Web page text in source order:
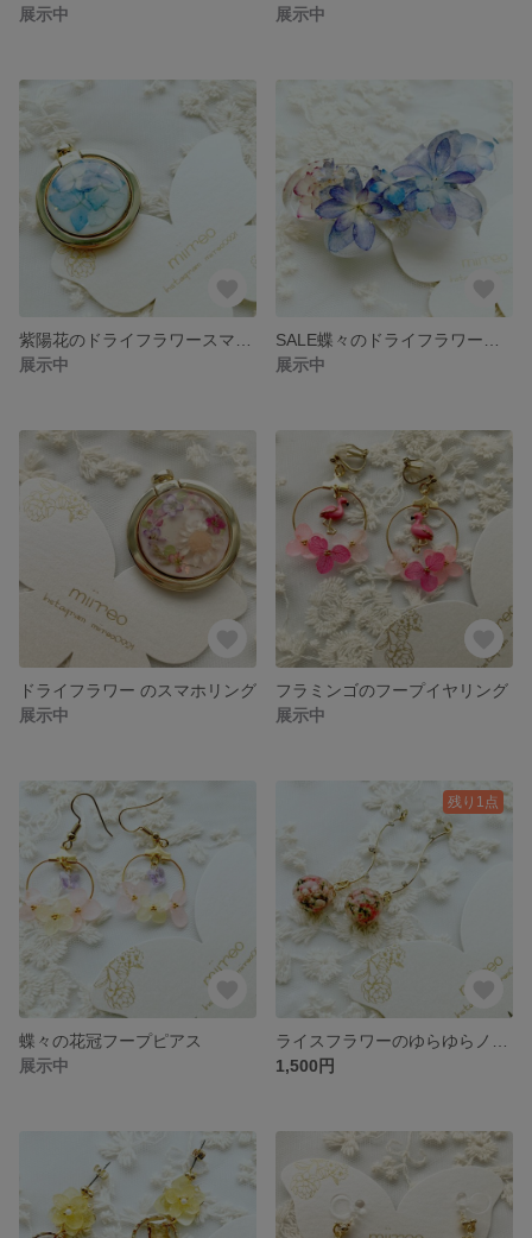
展示中
展示中
展示中
展示中
ドライフラワー のスマホリング
展示中
フラミンゴのフープイヤリング
展示中
蝶々の花冠フープピアス
展示中
残り1点
1,500円